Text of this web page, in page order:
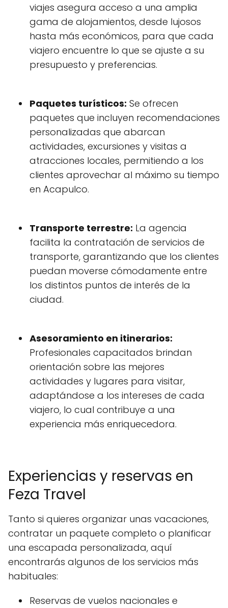
viajes asegura acceso a una amplia
gama de alojamientos, desde lujosos
hasta más económicos, para que cada
viajero encuentre lo que se ajuste a su
presupuesto y preferencias.
Paquetes turísticos: Se ofrecen
paquetes que incluyen recomendaciones
personalizadas que abarcan
actividades, excursiones y visitas a
atracciones locales, permitiendo a los
clientes aprovechar al máximo su tiempo
en Acapulco.
Transporte terrestre: La agencia
facilita la contratación de servicios de
transporte, garantizando que los clientes
puedan moverse cómodamente entre
los distintos puntos de interés de la
ciudad.
Asesoramiento en itinerarios:
Profesionales capacitados brindan
orientación sobre las mejores
actividades y lugares para visitar,
adaptándose a los intereses de cada
viajero, lo cual contribuye a una
experiencia más enriquecedora.
Experiencias y reservas en
Feza Travel
Tanto si quieres organizar unas vacaciones,
contratar un paquete completo o planificar
una escapada personalizada, aquí
encontrarás algunos de los servicios más
habituales:
Reservas de vuelos nacionales e